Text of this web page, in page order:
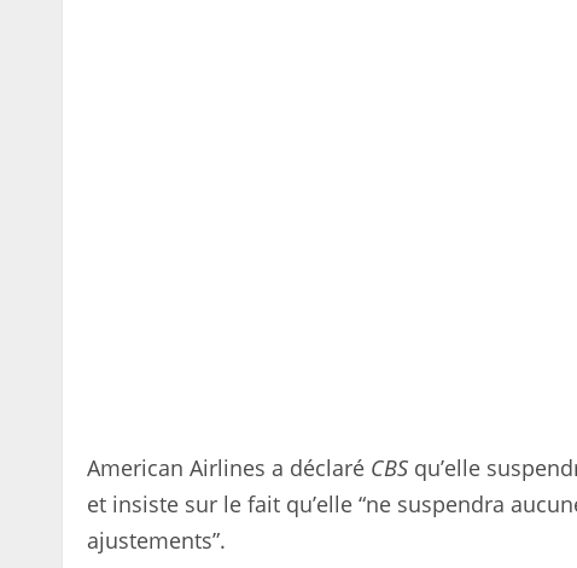
American Airlines a déclaré CBS qu’elle
et insiste sur le fait qu’elle “ne suspendra
ajustements”.